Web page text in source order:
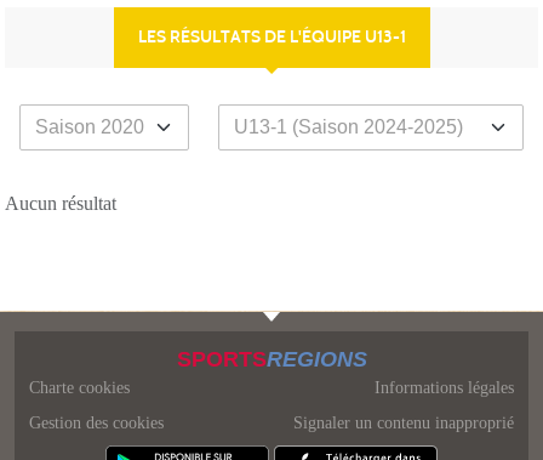
LES RÉSULTATS DE L'ÉQUIPE U13-1
Aucun résultat
SPORTSREGIONS
Charte cookies
Gestion des cookies
Informations légales
Signaler un contenu inapproprié